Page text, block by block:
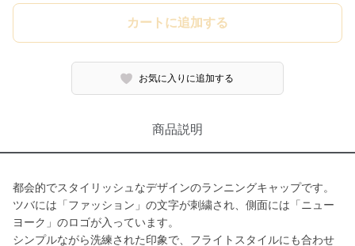
カートに追加する
お気に入りに追加する
商品説明
都会的でスタイリッシュなデザインのランニングキャップです。
ツバには「ファッション」の文字が刺繍され、側面には「ニュー
ヨーク」のロゴが入っています。
シンプルながら洗練された印象で、フライトスタイルにも合わせ